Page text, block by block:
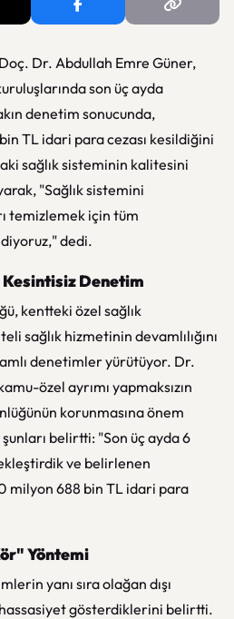
Dr. Abdullah Emre Güner,
son üç ayda
denetim sonucunda,
TL idari para cezası kesildiğini
sağlık sisteminin kalitesini
"Sağlık sistemini
temizlemek için tüm
dedi.
Denetim
kentteki özel sağlık
sağlık hizmetinin devamlılığını
denetimler yürütüyor. Dr.
özel ayrımı yapmaksızın
korunmasına önem
belirtti: "Son üç ayda 6
ve belirlenen
milyon 688 bin TL idari para
Yöntemi
yanı sıra olağan dışı
gösterdiklerini belirtti.